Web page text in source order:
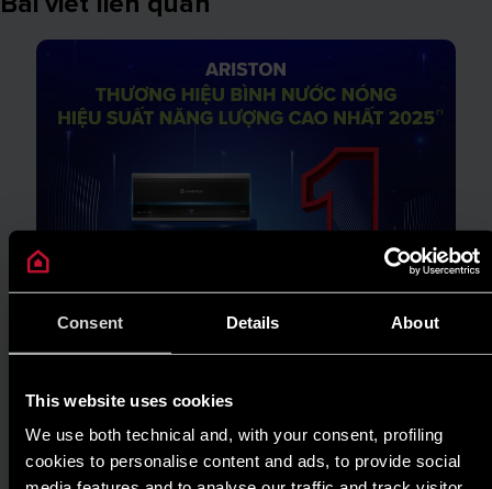
Consent Details About
This website uses cookies
We use both technical and, with your consent, profiling
cookies to personalise content and ads, to provide social
TIN TỨC